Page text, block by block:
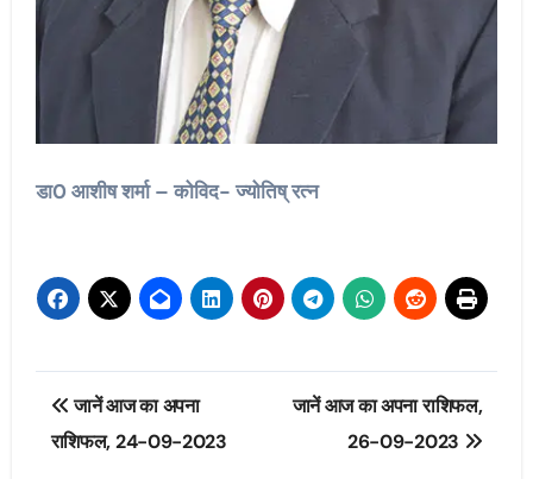
डा0 आशीष शर्मा – कोविद- ज्योतिष् रत्न
Post
navigation
जानें आज का अपना
राशिफल, 24-09-2023
जानें आज का अपना राशिफल,
26-09-2023